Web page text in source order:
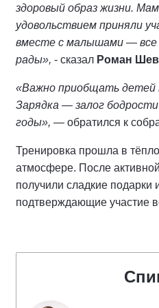
здоровый образ жизни.
удовольствием приняли
вместе с малышами — все
рады», - сказал Роман
«Важно приобщать детей
Зарядка — залог бодрости
годы», — обратился к
Тренировка прошла в
атмосфере. После
получили сладкие подарки
подтверждающие участие